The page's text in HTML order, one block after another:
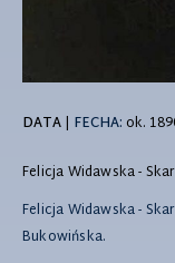
DATA| FECHA:ok.
Felicja Widawska -
Felicja Widawska -
Bukowińska.